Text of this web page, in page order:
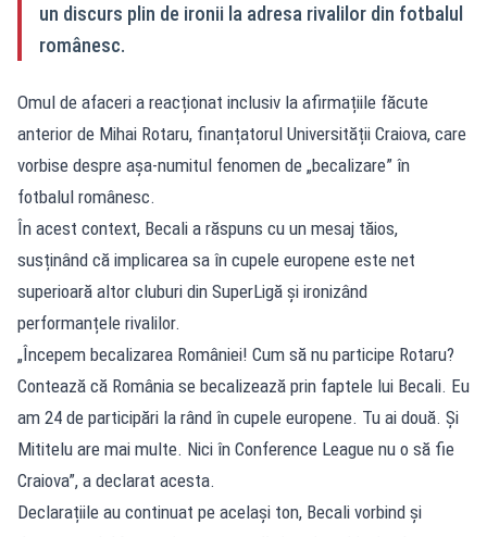
un discurs plin de ironii la adresa rivalilor din fotbalul
românesc.
Omul de afaceri a reacționat inclusiv la afirmațiile făcute
anterior de Mihai Rotaru, finanțatorul Universității Craiova, care
vorbise despre așa-numitul fenomen de „becalizare” în
fotbalul românesc.
În acest context, Becali a răspuns cu un mesaj tăios,
susținând că implicarea sa în cupele europene este net
superioară altor cluburi din SuperLigă și ironizând
performanțele rivalilor.
„Începem becalizarea României! Cum să nu participe Rotaru?
Contează că România se becalizează prin faptele lui Becali. Eu
am 24 de participări la rând în cupele europene. Tu ai două. Și
Mititelu are mai multe. Nici în Conference League nu o să fie
Craiova”, a declarat acesta.
Declarațiile au continuat pe același ton, Becali vorbind și